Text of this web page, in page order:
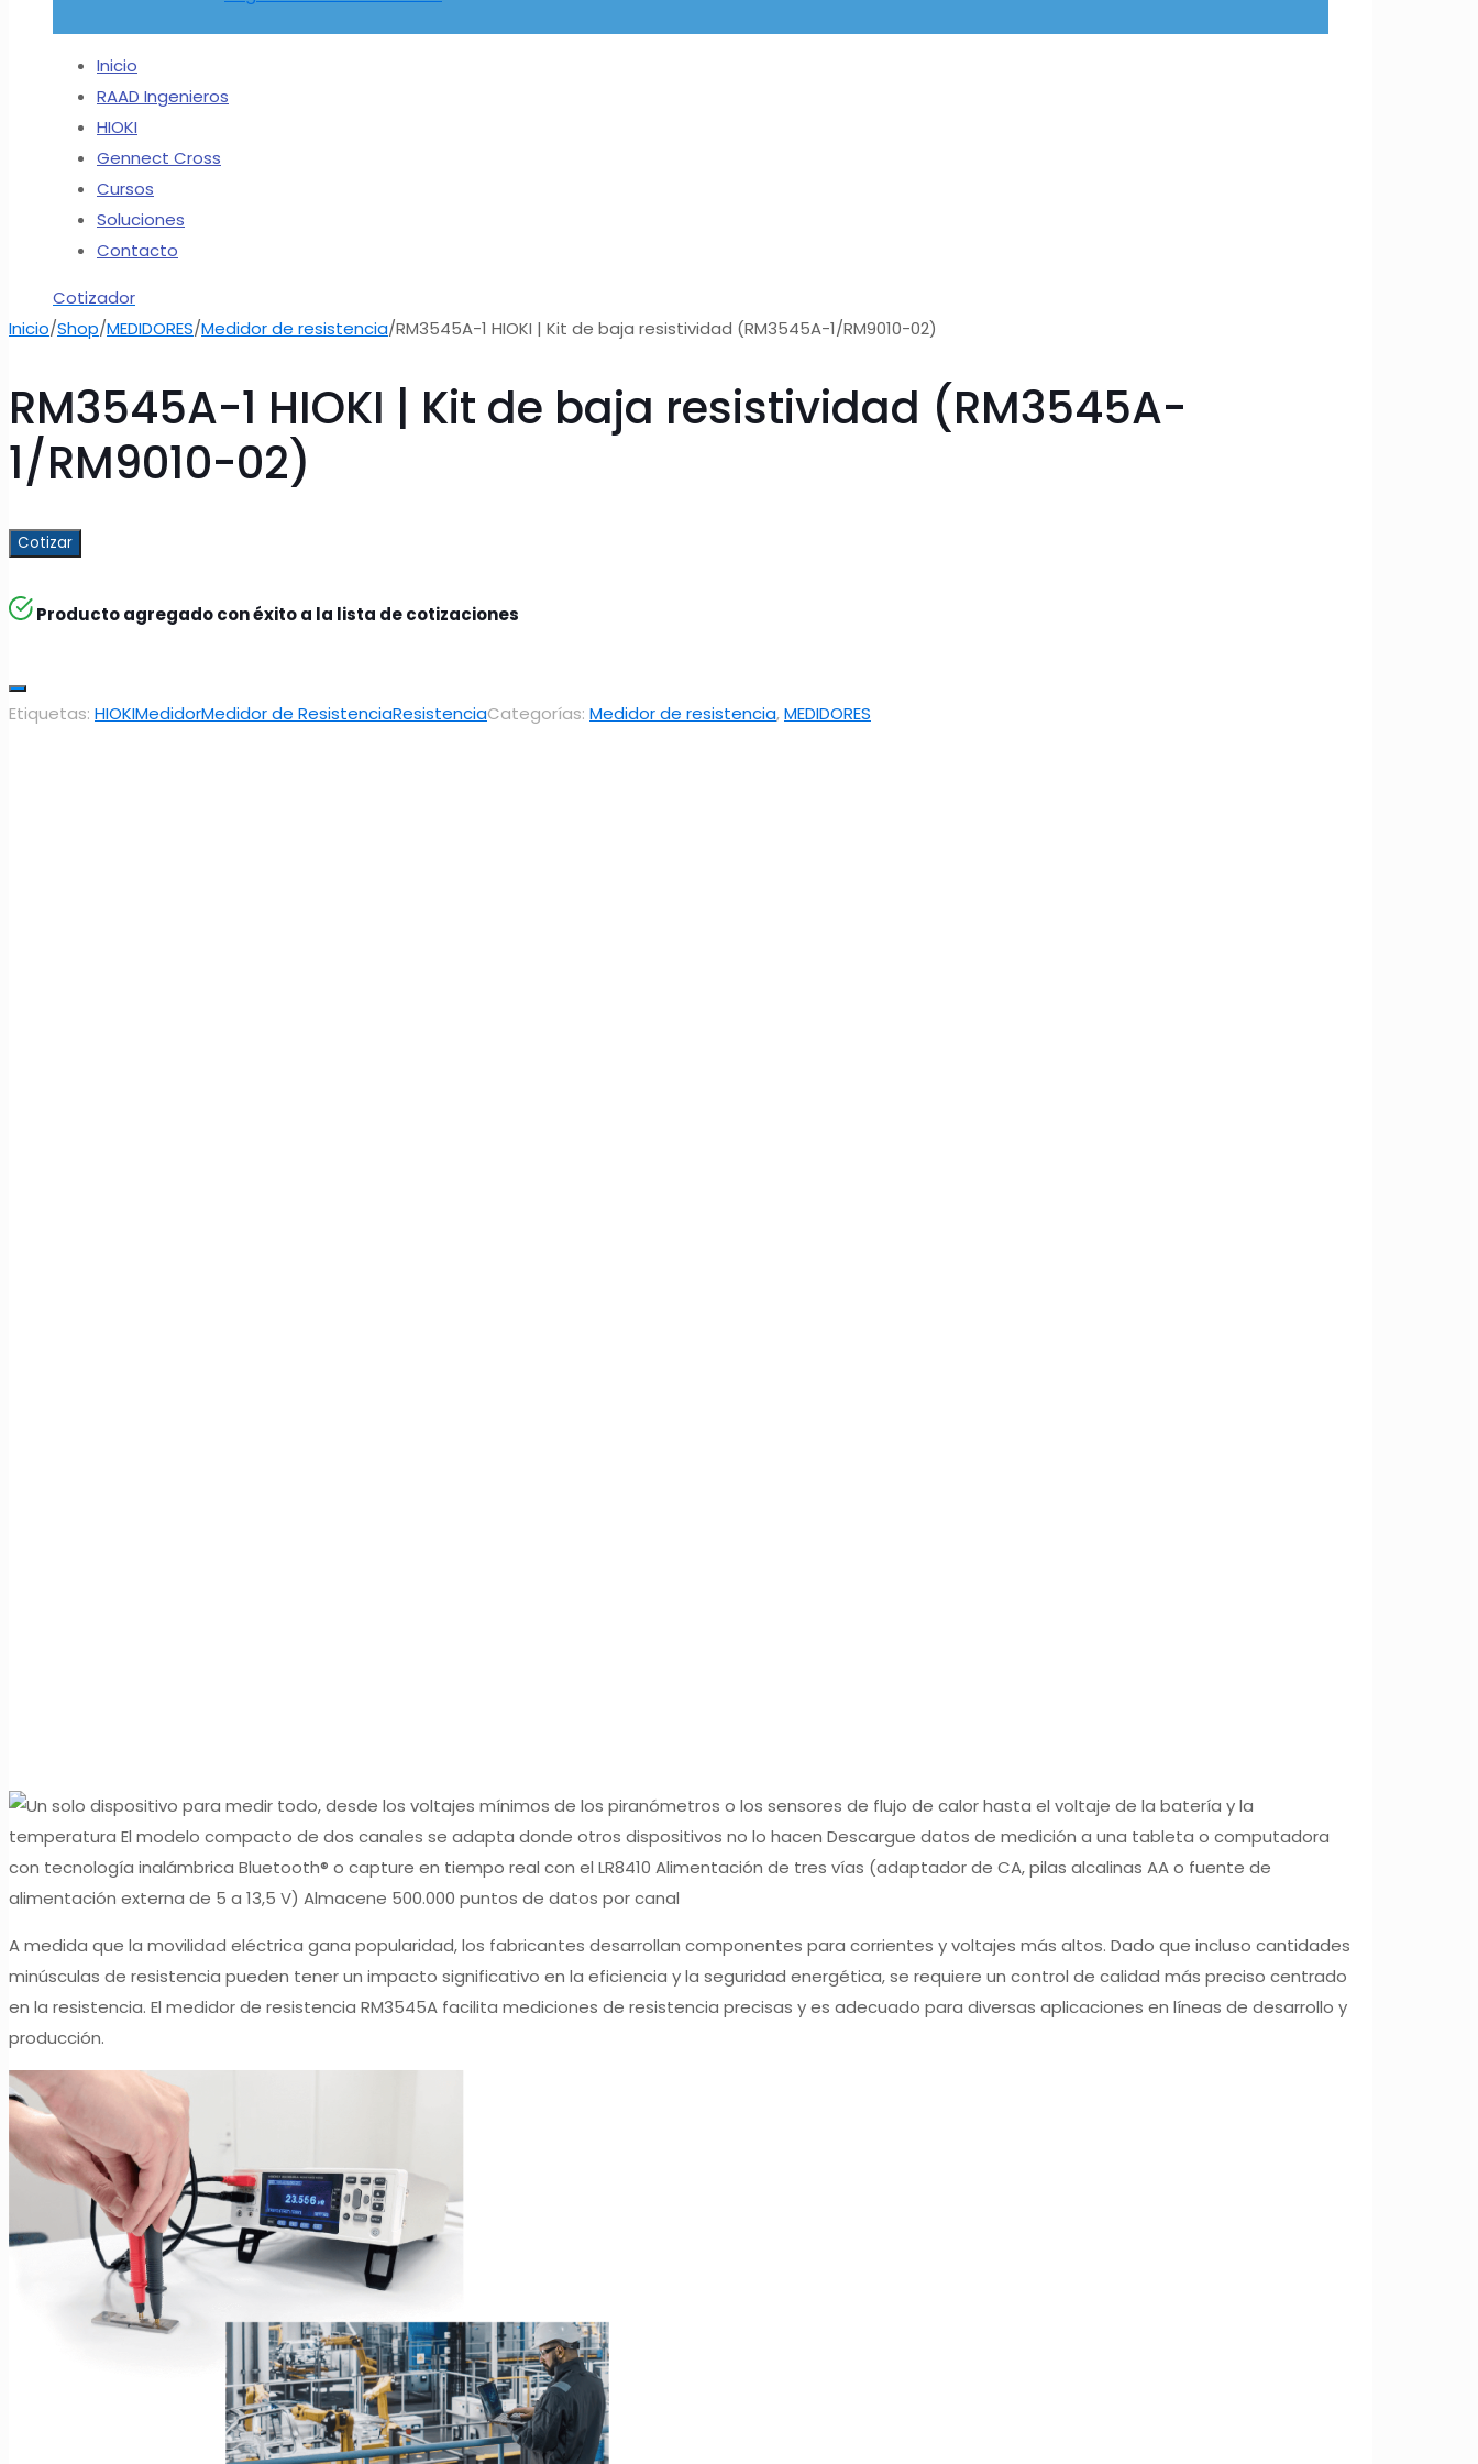
Inicio
RAAD Ingenieros
HIOKI
Gennect Cross
Cursos
Soluciones
Contacto
Cotizador
Inicio/Shop/MEDIDORES/Medidor de resistencia/RM3545A-1 HIOKI | Kit de baja resistividad (RM3545A-1/RM9010-02)
RM3545A-1 HIOKI | Kit de baja resistividad (RM3545A-
1/RM9010-02)
Cotizar
Producto agregado con éxito a la lista de cotizaciones
Etiquetas: HIOKIMedidorMedidor de ResistenciaResistenciaCategorías: Medidor de resistencia,MEDIDORES
A medida que la movilidad eléctrica gana popularidad, los fabricantes desarrollan componentes para corrientes y voltajes más altos. Dado que incluso cantidades
minúsculas de resistencia pueden tener un impacto significativo en la eficiencia y la seguridad energética, se requiere un control de calidad más preciso centrado
en la resistencia. El medidor de resistencia RM3545A facilita mediciones de resistencia precisas y es adecuado para diversas aplicaciones en líneas de desarrollo y
producción.